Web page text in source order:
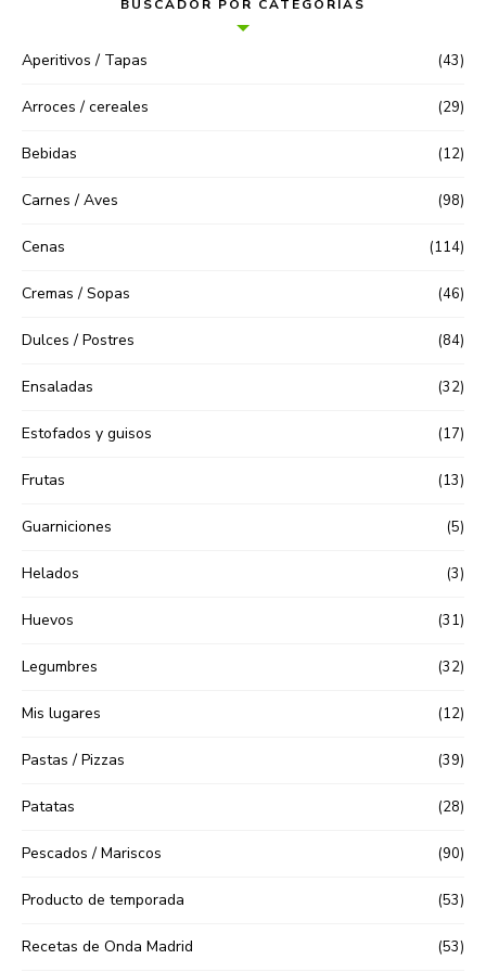
BUSCADOR POR CATEGORIAS
Aperitivos / Tapas (43)
Arroces / cereales (29)
Bebidas (12)
Carnes / Aves (98)
Cenas (114)
Cremas / Sopas (46)
Dulces / Postres (84)
Ensaladas (32)
Estofados y guisos (17)
Frutas (13)
Guarniciones (5)
Helados (3)
Huevos (31)
Legumbres (32)
Mis lugares (12)
Pastas / Pizzas (39)
Patatas (28)
Pescados / Mariscos (90)
Producto de temporada (53)
Recetas de Onda Madrid (53)